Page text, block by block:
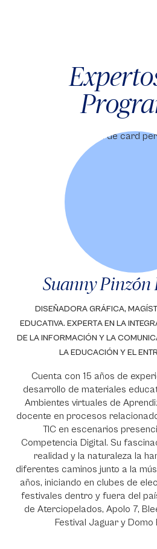
Suanny Pinzón
DISEÑADORA GRÁFICA,
EDUCATIVA. EXPERTA EN LA
DE LA INFORMACIÓN Y LA
LA EDUCACIÓN Y EL
Cuenta con 15 años de
desarrollo de materiales
Ambientes virtuales de
docente en procesos
TIC en escenarios
Competencia Digital. Su
realidad y la naturaleza la
diferentes caminos junto a la
años, iniciando en clubes de
festivales dentro y fuera del
de Aterciopelados, Apolo 7,
Festival Jaguar y Domo